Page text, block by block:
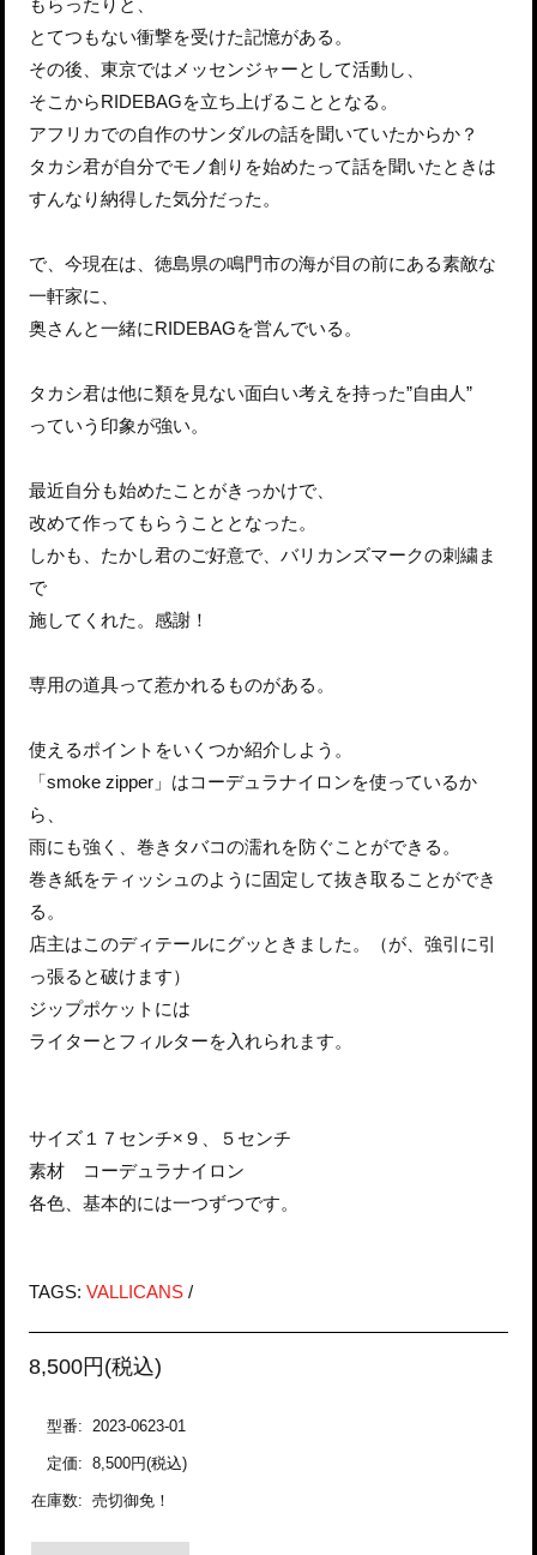
もらったりと、
とてつもない衝撃を受けた記憶がある。
その後、東京ではメッセンジャーとして活動し、
そこからRIDEBAGを立ち上げることとなる。
アフリカでの自作のサンダルの話を聞いていたからか？
タカシ君が自分でモノ創りを始めたって話を聞いたときは
すんなり納得した気分だった。
で、今現在は、徳島県の鳴門市の海が目の前にある素敵な
一軒家に、
奥さんと一緒にRIDEBAGを営んでいる。
タカシ君は他に類を見ない面白い考えを持った”自由人”
っていう印象が強い。
最近自分も始めたことがきっかけで、
改めて作ってもらうこととなった。
しかも、たかし君のご好意で、バリカンズマークの刺繍ま
で
施してくれた。感謝！
専用の道具って惹かれるものがある。
使えるポイントをいくつか紹介しよう。
「smoke zipper」はコーデュラナイロンを使っているか
ら、
雨にも強く、巻きタバコの濡れを防ぐことができる。
巻き紙をティッシュのように固定して抜き取ることができ
る。
店主はこのディテールにグッときました。（が、強引に引
っ張ると破けます）
ジップポケットには
ライターとフィルターを入れられます。
サイズ１７センチ×９、５センチ
素材 コーデュラナイロン
各色、基本的には一つずつです。
TAGS: VALLICANS /
8,500円(税込)
型番: 2023-0623-01
定価: 8,500円(税込)
在庫数: 売切御免！